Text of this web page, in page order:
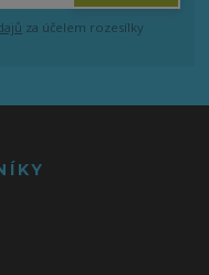
za účelem rozesílky